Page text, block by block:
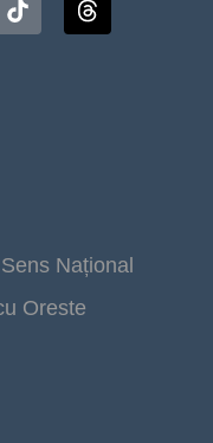
Sens Național
Oreste